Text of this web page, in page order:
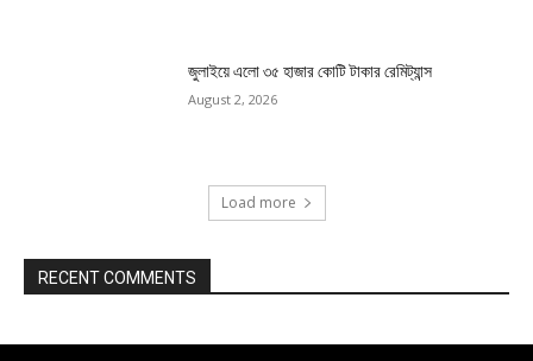
জুলাইয়ে এলো ৩৫ হাজার কোটি টাকার রেমিট্যান্স
August 2, 2026
Load more
RECENT COMMENTS